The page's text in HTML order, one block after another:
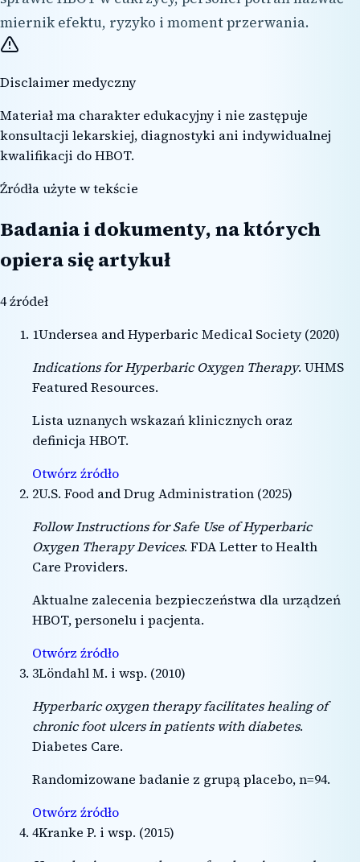
miernik efektu, ryzyko i moment przerwania.
Disclaimer medyczny
Materiał ma charakter edukacyjny i nie zastępuje
konsultacji lekarskiej, diagnostyki ani indywidualnej
kwalifikacji do HBOT.
Źródła użyte w tekście
Badania i dokumenty, na których
opiera się artykuł
4źródeł
1Undersea and Hyperbaric Medical Society(2020)
Indications for Hyperbaric Oxygen Therapy. UHMS
Featured Resources.
Lista uznanych wskazań klinicznych oraz
definicja HBOT.
Otwórz źródło
2U.S. Food and Drug Administration (2025)
Follow Instructions for Safe Use of Hyperbaric
Oxygen Therapy Devices. FDA Letter to Health
Care Providers.
Aktualne zalecenia bezpieczeństwa dla urządzeń
HBOT, personelu i pacjenta.
Otwórz źródło
3Löndahl M. i wsp. (2010)
Hyperbaric oxygen therapy facilitates healing of
chronic foot ulcers in patients with diabetes.
Diabetes Care.
Randomizowane badanie z grupą placebo, n=94.
Otwórz źródło
4Kranke P. i wsp. (2015)